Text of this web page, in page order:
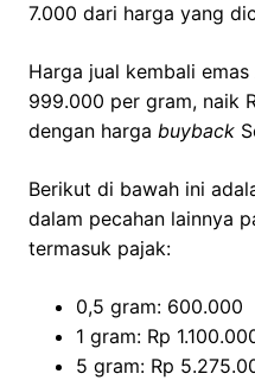
7.000 dari harga yang
Harga jual kembali
999.000 per gram, naik
dengan harga buyback
Berikut di bawah ini
dalam pecahan lainnya
termasuk pajak:
0,5 gram: 600.000
1 gram: Rp
5 gram: Rp